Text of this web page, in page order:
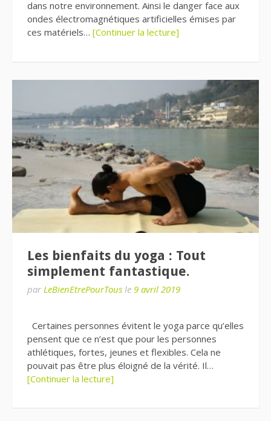
dans notre environnement. Ainsi le danger face aux
ondes électromagnétiques artificielles émises par
ces matériels… [Continuer la lecture]
Les bienfaits du yoga : Tout
simplement fantastique.
par LeBienEtrePourTous le 9 avril 2019
Certaines personnes évitent le yoga parce qu’elles
pensent que ce n’est que pour les personnes
athlétiques, fortes, jeunes et flexibles. Cela ne
pouvait pas être plus éloigné de la vérité. Il…
[Continuer la lecture]